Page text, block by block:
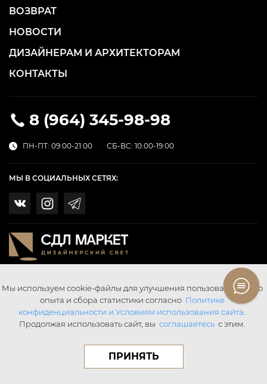
8 (964) 345-98-98
ПН-ПТ: 09:00-21:00 СБ-ВС: 10:00-19:00
ВОЗВРАТ
НОВОСТИ
ДИЗАЙНЕРАМ И АРХИТЕКТОРАМ
КОНТАКТЫ
МЫ В СОЦИАЛЬНЫХ СЕТЯХ:
Мы используем cookie-файлы для улучшения пользовательского
опыта и сбора статистики согласно Политике
конфиденциальности и Условиям использования сайта
Продолжая использовать сайт, вы соглашаетесь с этим.
ПРИНЯТЬ